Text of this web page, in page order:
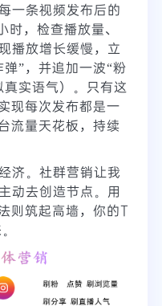
一条视频发布后的
，检查播放量、
播放增长缓慢，立
”，并追加一波“粉
真实语气）。只有这
现每次发布都是一
流量天花板，持续
济。社群营销让我
动去创造节点。用
则筑起高墙，你的T